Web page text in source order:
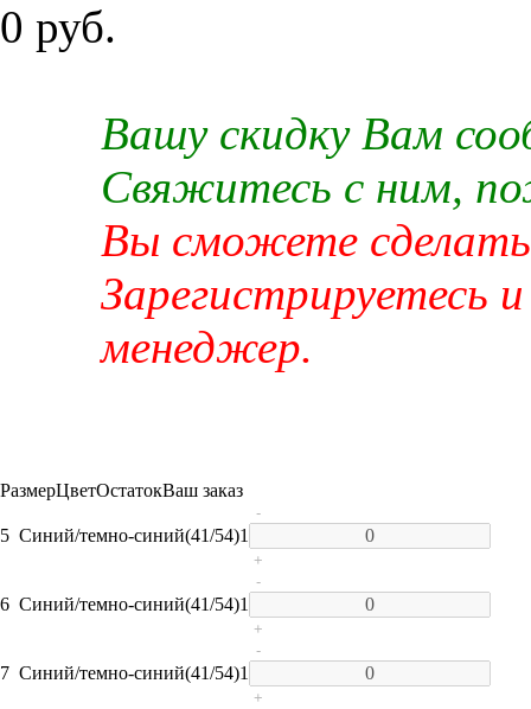
0 руб.
Вашу скидку Вам
Свяжитесь с ним,
Вы сможете сделать
Зарегистрируетесь
менеджер.
РазмерЦветОстатокВаш заказ
5 Синий/темно-синий(41/54)1
-
+
6 Синий/темно-синий(41/54)1
-
+
7 Синий/темно-синий(41/54)1
-
+